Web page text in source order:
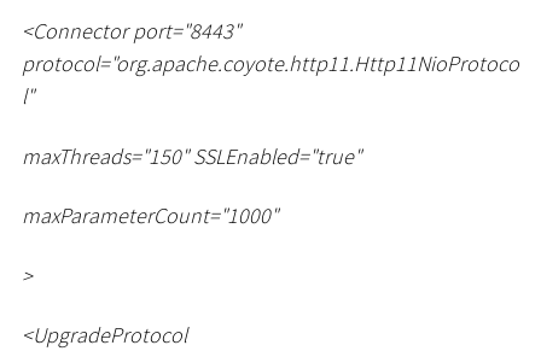
<Connector port="8443"
protocol="org.apache.coyote.http11.Http11NioProtoco
l"
maxThreads="150" SSLEnabled="true"
maxParameterCount="1000"
>
<UpgradeProtocol